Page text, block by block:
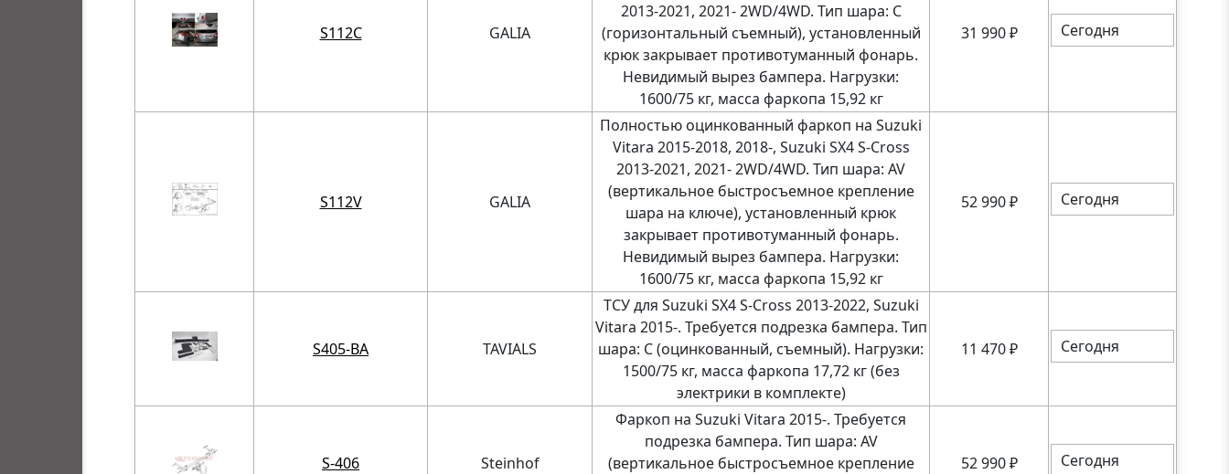
S112C GALIA
2013-2021, 2021- 2WD/4WD. Тип шара: C
(горизонтальный съемный), установленный
крюк закрывает противотуманный фонарь.
Невидимый вырез бампера. Нагрузки:
1600/75 кг, масса фаркопа 15,92 кг
31 990₽ Сегодня
S112V GALIA
Полностью оцинкованный фаркоп на Suzuki
Vitara 2015-2018, 2018-, Suzuki SX4 S-Cross
2013-2021, 2021- 2WD/4WD. Тип шара: AV
(вертикальное быстросъемное крепление
шара на ключе), установленный крюк
закрывает противотуманный фонарь.
Невидимый вырез бампера. Нагрузки:
1600/75 кг, масса фаркопа 15,92 кг
52 990₽ Сегодня
S405-BA TAVIALS
ТСУ для Suzuki SX4 S-Cross 2013-2022, Suzuki
Vitara 2015-. Требуется подрезка бампера. Тип
шара: C (оцинкованный, съемный). Нагрузки:
1500/75 кг, масса фаркопа 17,72 кг (без
электрики в комплекте)
11 470₽ Сегодня
S-406 Steinhof
Фаркоп на Suzuki Vitara 2015-. Требуется
подрезка бампера. Тип шара: AV
(вертикальное быстросъемное крепление
52 990₽ Сегодня